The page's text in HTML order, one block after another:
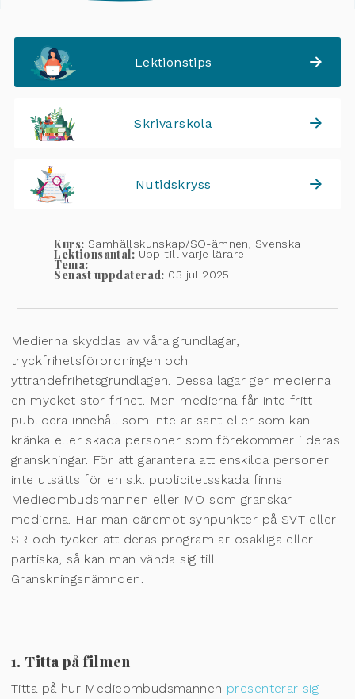
Lektionstips
Skrivarskola
Nutidskryss
Kurs: Samhällskunskap/SO-ämnen, Svenska
Lektionsantal: Upp till varje lärare
Tema:
Senast uppdaterad: 03 jul 2025
Medierna skyddas av våra grundlagar,
tryckfrihetsförordningen och
yttrandefrihetsgrundlagen. Dessa lagar ger medierna
en mycket stor frihet. Men medierna får inte fritt
publicera innehåll som inte är sant eller som kan
kränka eller skada personer som förekommer i deras
granskningar. För att garantera att enskilda personer
inte utsätts för en s.k. publicitetsskada finns
Medieombudsmannen eller MO som granskar
medierna. Har man däremot synpunkter på SVT eller
SR och tycker att deras program är osakliga eller
partiska, så kan man vända sig till
Granskningsnämnden.
1. Titta på filmen
Titta på hur Medieombudsmannen presenterar sig